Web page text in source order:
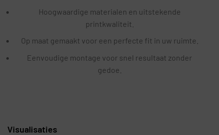
Hoogwaardige materialen en uitstekende
printkwaliteit.
Op maat gemaakt voor een perfecte fit in uw ruimte.
Eenvoudige montage voor snel resultaat zonder
gedoe.
Visualisaties